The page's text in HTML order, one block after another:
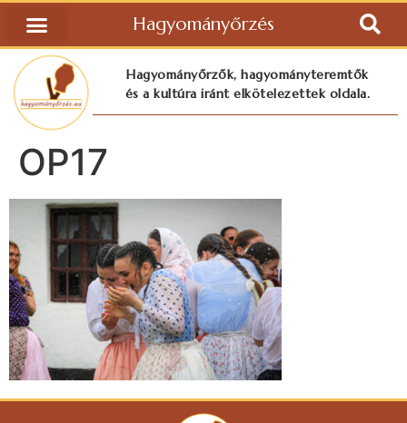
Hagyományőrzés
Hagyományőrzők, hagyományteremtők
és a kultúra iránt elkötelezettek oldala.
OP17